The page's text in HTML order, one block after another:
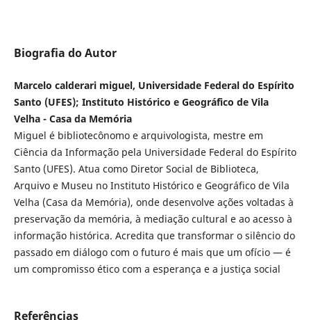
Biografia do Autor
Marcelo calderari miguel, Universidade Federal do Espírito
Santo (UFES); Instituto Histórico e Geográfico de Vila
Velha - Casa da Memória
Miguel é bibliotecônomo e arquivologista, mestre em
Ciência da Informação pela Universidade Federal do Espírito
Santo (UFES). Atua como Diretor Social de Biblioteca,
Arquivo e Museu no Instituto Histórico e Geográfico de Vila
Velha (Casa da Memória), onde desenvolve ações voltadas à
preservação da memória, à mediação cultural e ao acesso à
informação histórica. Acredita que transformar o silêncio do
passado em diálogo com o futuro é mais que um ofício — é
um compromisso ético com a esperança e a justiça social
Referências